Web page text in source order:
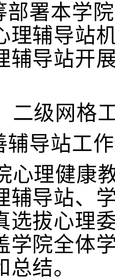
部署本学
理辅导站
辅导站开
二级网格
辅导站工
心理健康
辅导站、
选拔心理
学院全体
结。